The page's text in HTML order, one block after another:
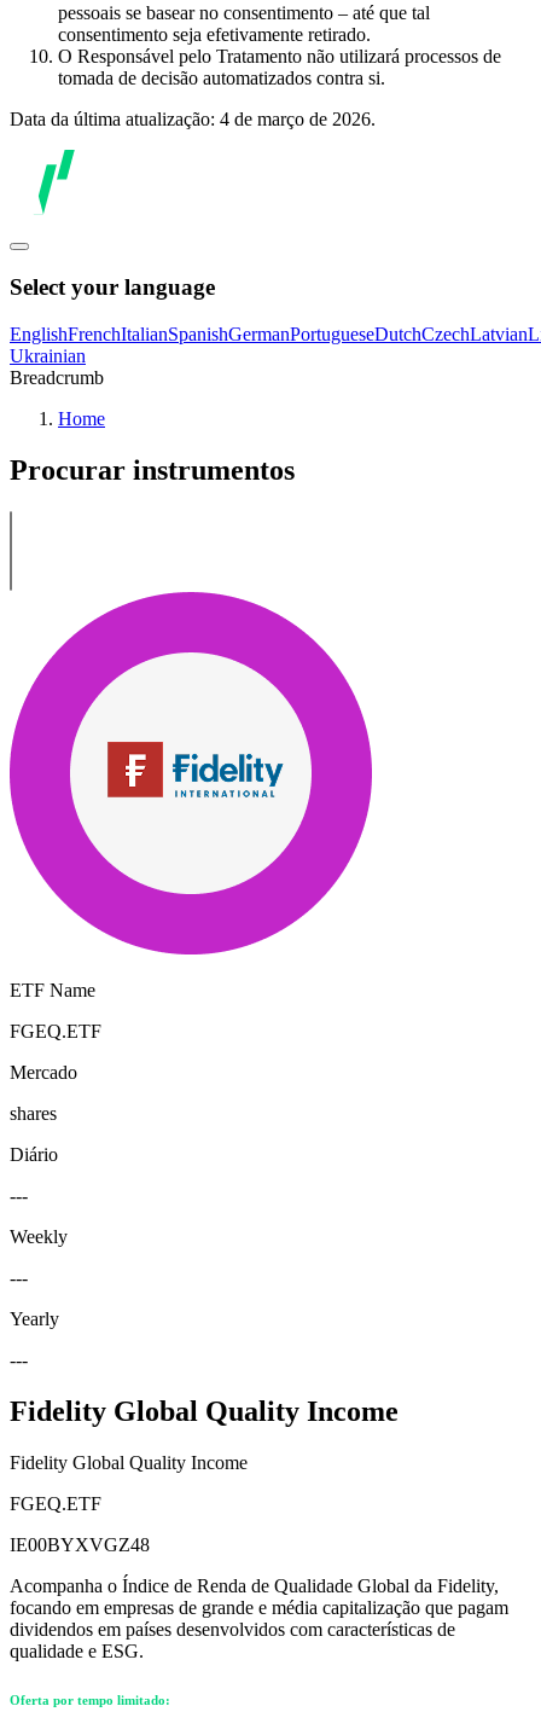
pessoais se basear no consentimento – até que tal
consentimento seja efetivamente retirado.
O Responsável pelo Tratamento não utilizará processos de
tomada de decisão automatizados contra si.
Data da última atualização: 4 de março de 2026.
Select your language
EnglishFrenchItalianSpanishGermanPortugueseDutchCzechLatvian
Ukrainian
Breadcrumb
Home
Procurar instrumentos
ETF Name
FGEQ.ETF
Mercado
shares
Diário
---
Weekly
---
Yearly
---
Fidelity Global Quality Income
Fidelity Global Quality Income
FGEQ.ETF
IE00BYXVGZ48
Acompanha o Índice de Renda de Qualidade Global da Fidelity,
focando em empresas de grande e média capitalização que pagam
dividendos em países desenvolvidos com características de
qualidade e ESG.
Oferta por tempo limitado: